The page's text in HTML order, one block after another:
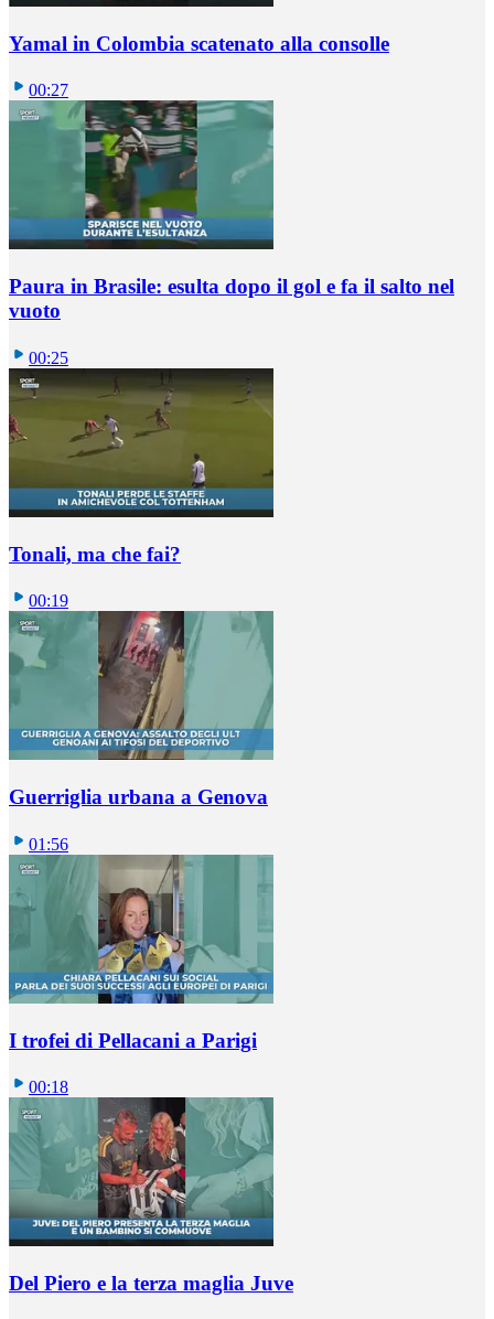
Yamal in Colombia scatenato alla consolle
00:27
Paura in Brasile: esulta dopo il gol e fa il salto nel
vuoto
00:25
Tonali, ma che fai?
00:19
Guerriglia urbana a Genova
01:56
I trofei di Pellacani a Parigi
00:18
Del Piero e la terza maglia Juve